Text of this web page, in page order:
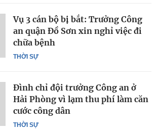
THỜI SỰ
Vụ 3 cán bộ bị bắt: Trưởng Công
an quận Đồ Sơn xin nghỉ việc đi
chữa bệnh
THỜI SỰ
Đình chỉ đội trưởng Công an ở
Hải Phòng vì lạm thu phí làm căn
cước công dân